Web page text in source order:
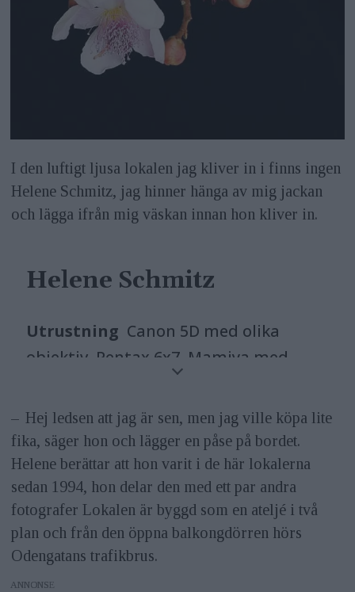
I den luftigt ljusa lokalen jag kliver in i finns ingen
Helene Schmitz, jag hinner hänga av mig jackan
och lägga ifrån mig väskan innan hon kliver in.
Helene Schmitz
Utrustning Canon 5D med olika
objektiv, Pentax 6x7, Mamiya med
storformatskamera.
BorStockholm.
AktuellBoken och utställningen Ur
regnskogens skugga som släpps/har
vernissage den 5 november på Galleri
Kontrast i Stockholm.
– Hej ledsen att jag är sen, men jag ville köpa lite
fika, säger hon och lägger en påse på bordet.
Helene berättar att hon varit i de här lokalerna
sedan 1994, hon delar den med ett par andra
fotografer Lokalen är byggd som en ateljé i två
plan och från den öppna balkongdörren hörs
Odengatans trafikbrus.
ANNONS